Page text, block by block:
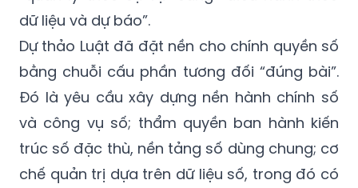
dữ liệu và dự báo”.
Dự thảo Luật đã đặt nền cho chính quyền số
bằng chuỗi cấu phần tương đối “đúng bài”.
Đó là yêu cầu xây dựng nền hành chính số
và công vụ số; thẩm quyền ban hành kiến
trúc số đặc thù, nền tảng số dùng chung; cơ
chế quản trị dựa trên dữ liệu số, trong đó có